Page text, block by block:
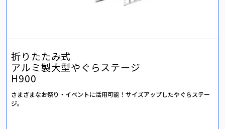
折りたたみ式
アルミ製大型やぐらステージ
H900
さまざまなお祭り・イベントに活用可能！サイズアップしたやぐらステー
ジ。